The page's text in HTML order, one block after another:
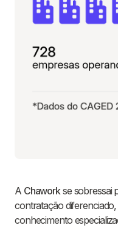
A Chaworkse sobressai
contratação
conhecimento